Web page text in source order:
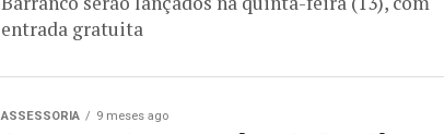
entrada gratuita
ASSESSORIA 9 meses ago